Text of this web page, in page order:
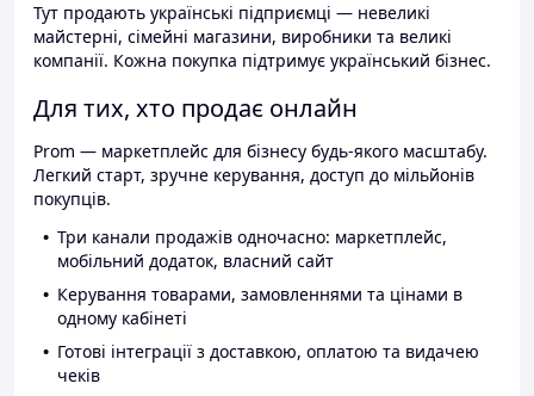
Тут продають українські підприємці — невеликі
майстерні, сімейні магазини, виробники та великі
компанії. Кожна покупка підтримує український бізнес.
Для тих, хто продає онлайн
Prom — маркетплейс для бізнесу будь-якого масштабу.
Легкий старт, зручне керування, доступ до мільйонів
покупців.
Три канали продажів одночасно: маркетплейс,
мобільний додаток, власний сайт
Керування товарами, замовленнями та цінами в
одному кабінеті
Готові інтеграції з доставкою, оплатою та видачею
чеків